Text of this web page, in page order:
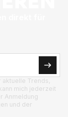
aktuelle Trends,
mich jederzeit
Anmeldung
und der